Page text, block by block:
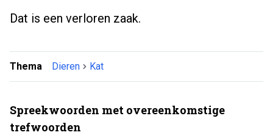
Dat is een verloren zaak.
Thema Dieren Kat
Spreekwoorden met overeenkomstige
trefwoorden